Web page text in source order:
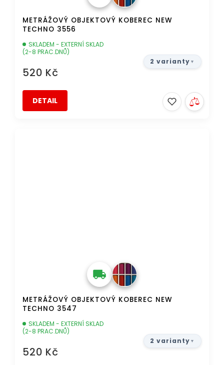
METRÁŽOVÝ OBJEKTOVÝ KOBEREC NEW
TECHNO 3556
SKLADEM - EXTERNÍ SKLAD
(2-8 PRAC.DNŮ)
520 Kč
DETAIL
2 varianty
METRÁŽOVÝ OBJEKTOVÝ KOBEREC NEW
TECHNO 3547
SKLADEM - EXTERNÍ SKLAD
(2-8 PRAC.DNŮ)
520 Kč
2 varianty